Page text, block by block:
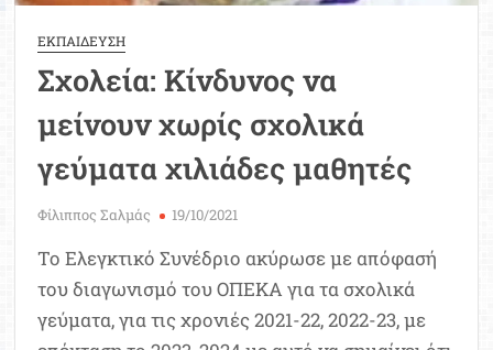
ΕΚΠΑΙΔΕΥΣΗ
Σχολεία: Κίνδυνος να
μείνουν χωρίς σχολικά
γεύματα χιλιάδες μαθητές
Φίλιππος Σαλμάς 19/10/2021
Το Ελεγκτικό Συνέδριο ακύρωσε με απόφασή
του διαγωνισμό του ΟΠΕΚΑ για τα σχολικά
γεύματα, για τις χρονιές 2021-22, 2022-23, με